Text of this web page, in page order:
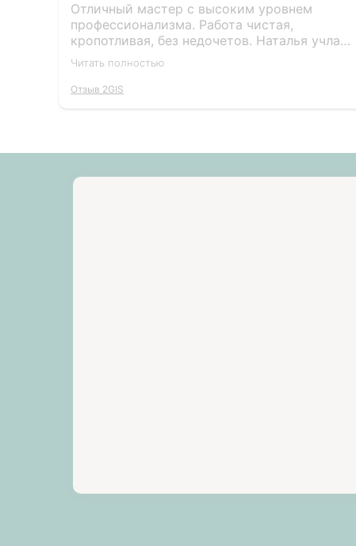
Отличный мастер с высоким уровнем
профессионализма. Работа чистая,
кропотливая, без недочетов. Наталья учла
все мои пожелания и дала грамотные
выполнен аккуратно, результат полностью
Читать полностью
Отзыв 2GIS